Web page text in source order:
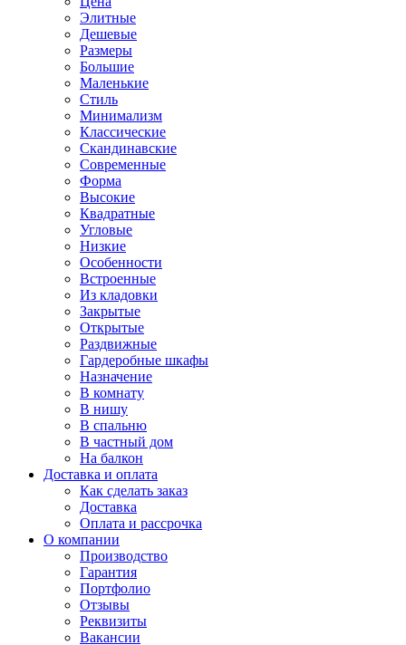
Элитные
Дешевые
Размеры
Большие
Маленькие
Стиль
Минимализм
Классические
Скандинавские
Современные
Форма
Высокие
Квадратные
Угловые
Низкие
Особенности
Встроенные
Из кладовки
Закрытые
Открытые
Раздвижные
Гардеробные шкафы
Назначение
В комнату
В нишу
В спальню
В частный дом
На балкон
Доставка и оплата
Как сделать заказ
Доставка
Оплата и рассрочка
О компании
Производство
Гарантия
Портфолио
Отзывы
Реквизиты
Вакансии